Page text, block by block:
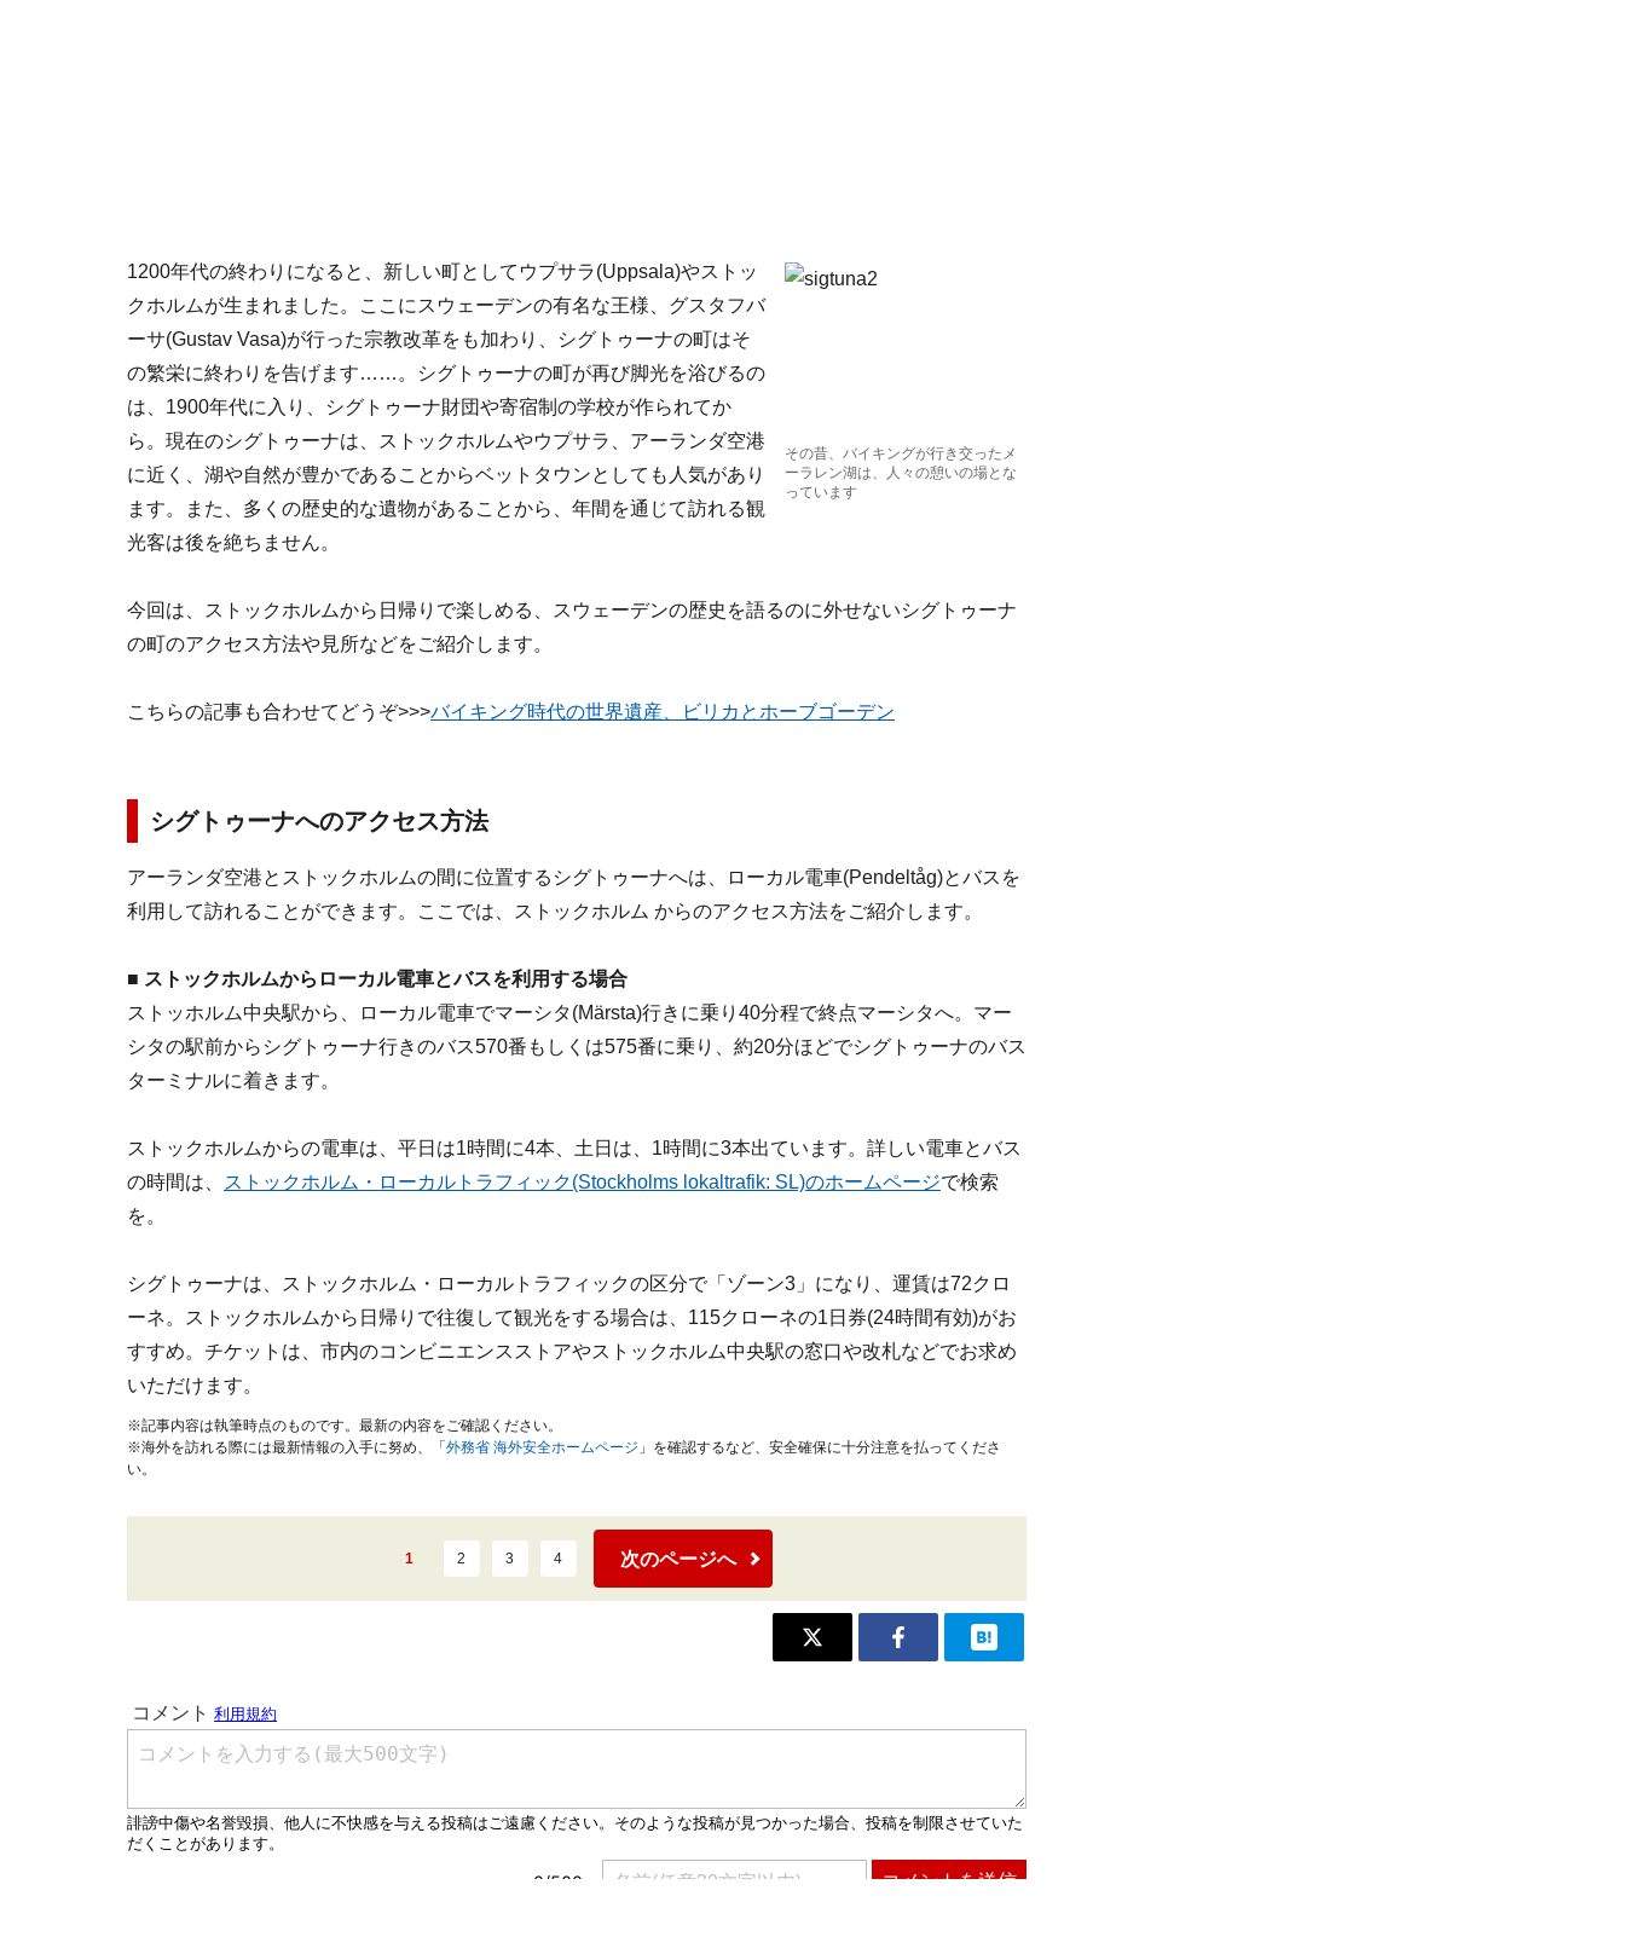
その昔、バイキングが行き交ったメ
ーラレン湖は、人々の憩いの場とな
っています
1200年代の終わりになると、新しい町としてウプサラ(Uppsala)やストッ
クホルムが生まれました。ここにスウェーデンの有名な王様、グスタフバ
ーサ(Gustav Vasa)が行った宗教改革をも加わり、シグトゥーナの町はそ
の繁栄に終わりを告げます……。シグトゥーナの町が再び脚光を浴びるの
は、1900年代に入り、シグトゥーナ財団や寄宿制の学校が作られてか
ら。現在のシグトゥーナは、ストックホルムやウプサラ、アーランダ空港
に近く、湖や自然が豊かであることからベットタウンとしても人気があり
ます。また、多くの歴史的な遺物があることから、年間を通じて訪れる観
光客は後を絶ちません。
今回は、ストックホルムから日帰りで楽しめる、スウェーデンの歴史を語るのに外せないシグトゥーナ
の町のアクセス方法や見所などをご紹介します。
こちらの記事も合わせてどうぞ>>>バイキング時代の世界遺産、ビリカとホーブゴーデン
シグトゥーナへのアクセス方法
アーランダ空港とストックホルムの間に位置するシグトゥーナへは、ローカル電車(Pendeltåg)とバスを
利用して訪れることができます。ここでは、ストックホルム からのアクセス方法をご紹介します。
■ ストックホルムからローカル電車とバスを利用する場合
ストッホルム中央駅から、ローカル電車でマーシタ(Märsta)行きに乗り40分程で終点マーシタへ。マー
シタの駅前からシグトゥーナ行きのバス570番もしくは575番に乗り、約20分ほどでシグトゥーナのバス
ターミナルに着きます。
ストックホルムからの電車は、平日は1時間に4本、土日は、1時間に3本出ています。詳しい電車とバス
の時間は、
ストックホルム・ローカルトラフィック(Stockholms lokaltrafik: SL)のホームページで検索
を。
シグトゥーナは、ストックホルム・ローカルトラフィックの区分で「ゾーン3」になり、運賃は72クロ
ーネ。ストックホルムから日帰りで往復して観光をする場合は、115クローネの1日券(24時間有効)がお
すすめ。チケットは、市内のコンビニエンスストアやストックホルム中央駅の窓口や改札などでお求め
いただけます。
※記事内容は執筆時点のものです。最新の内容をご確認ください。
※海外を訪れる際には最新情報の入手に努め、「 外務省 海外安全ホームページ 」を確認するなど、安全確保に十分注意を払ってくださ
い。
1 2 3 4 次のページへ